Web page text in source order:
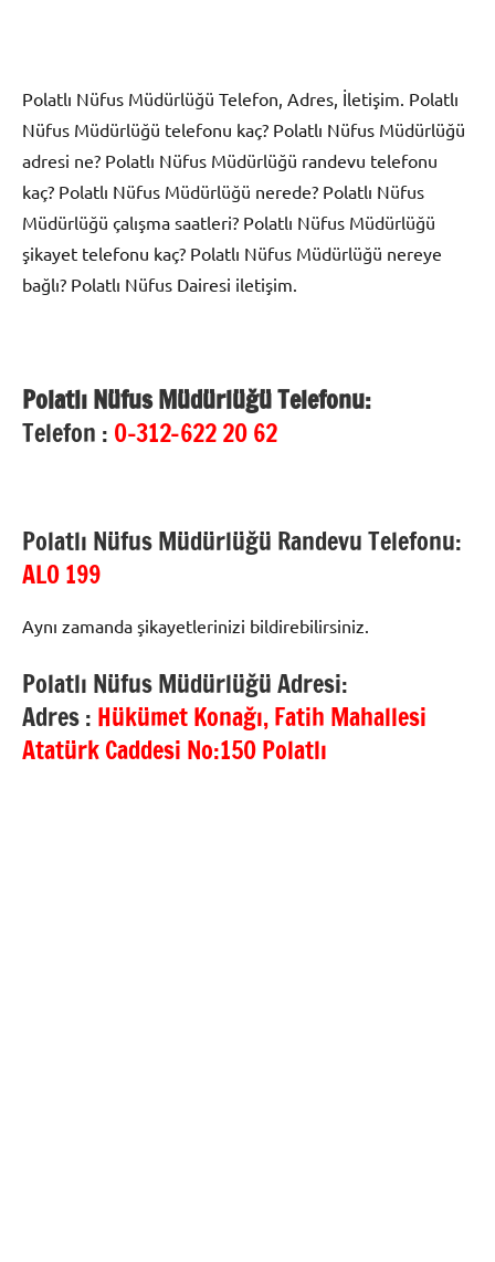
Polatlı Nüfus Müdürlüğü Telefon, Adres, İletişim. Polatlı
Nüfus Müdürlüğü telefonu kaç? Polatlı Nüfus Müdürlüğü
adresi ne? Polatlı Nüfus Müdürlüğü randevu telefonu
kaç? Polatlı Nüfus Müdürlüğü nerede? Polatlı Nüfus
Müdürlüğü çalışma saatleri? Polatlı Nüfus Müdürlüğü
şikayet telefonu kaç? Polatlı Nüfus Müdürlüğü nereye
bağlı? Polatlı Nüfus Dairesi iletişim.
Polatlı Nüfus Müdürlüğü Telefonu:
Telefon : 0-312-622 20 62
Polatlı Nüfus Müdürlüğü Randevu Telefonu:
ALO 199
Aynı zamanda şikayetlerinizi bildirebilirsiniz.
Polatlı Nüfus Müdürlüğü Adresi:
Adres : Hükümet Konağı, Fatih Mahallesi
Atatürk Caddesi No:150 Polatlı